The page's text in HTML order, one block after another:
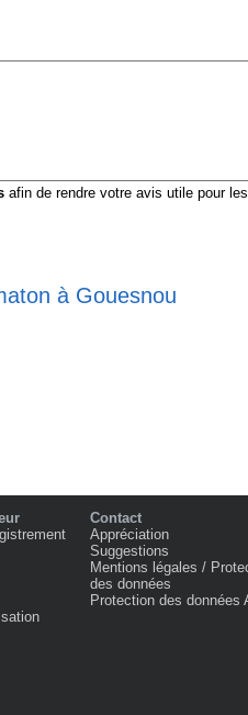
afin de rendre votre avis utile pour
à Gouesnou
Contact
Appréciation
Suggestions
Mentions légales /
des données
Protection des données